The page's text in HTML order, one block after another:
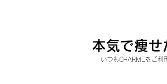
本気で痩せ
いつもCHARMEをご